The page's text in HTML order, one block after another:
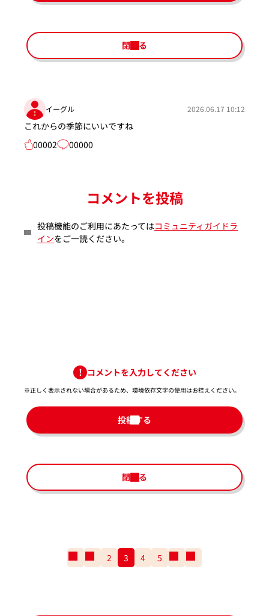
閉じる
イーグル 2026.06.17 10:12
これからの季節にいいですね
00002
00000
コメントを投稿
投稿機能のご利用にあたってはコミュニティガイドラ
インをご一読ください。
コメントを入力してください
※正しく表示されない場合があるため、環境依存文字の使用はお控えください。​
投稿する
閉じる
番
の
2 3 4 5
の
番